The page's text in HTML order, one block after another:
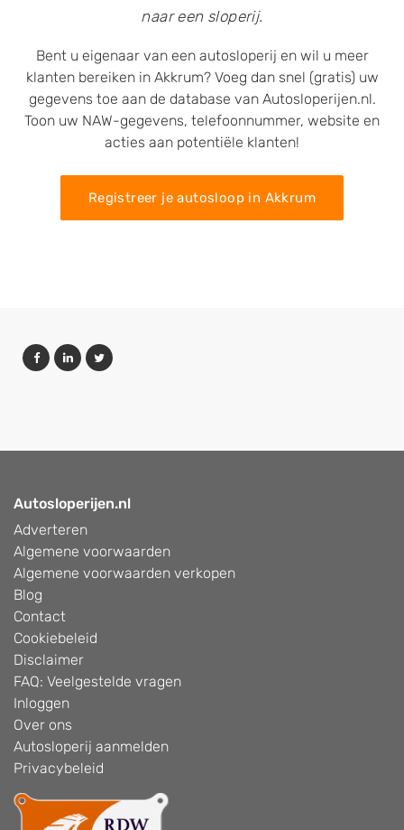
naar een sloperij.
Bent u eigenaar van een autosloperij en wil u meer
klanten bereiken in Akkrum? Voeg dan snel (gratis) uw
gegevens toe aan de database van Autosloperijen.nl.
Toon uw NAW-gegevens, telefoonnummer, website en
acties aan potentiële klanten!
Registreer je autosloop in Akkrum
Autosloperijen.nl
Adverteren
Algemene voorwaarden
Algemene voorwaarden verkopen
Blog
Contact
Cookiebeleid
Disclaimer
FAQ: Veelgestelde vragen
Inloggen
Over ons
Autosloperij aanmelden
Privacybeleid